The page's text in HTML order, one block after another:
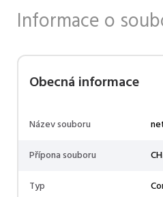
Informace o
Obecná informace
Název souboru
Přípona souboru
Typ